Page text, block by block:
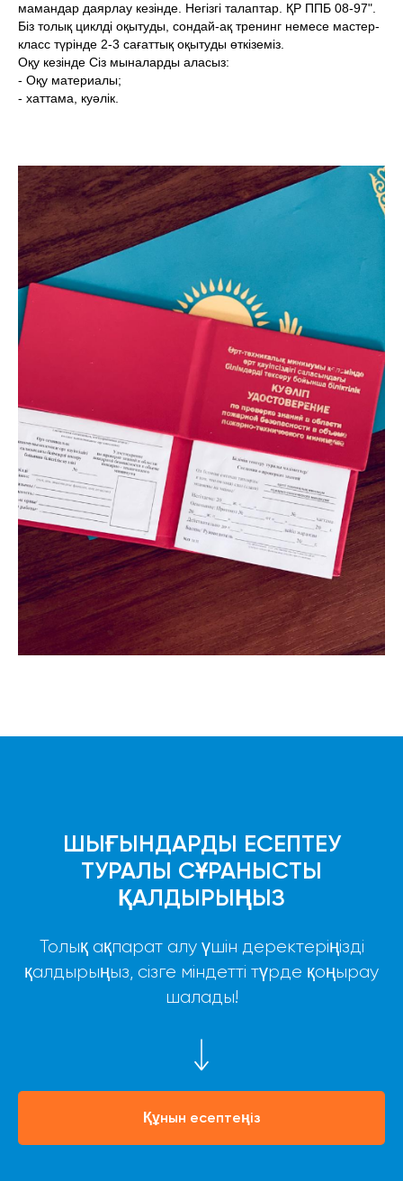
мамандар даярлау кезінде. Негізгі талаптар. ҚР ППБ 08-97".
Біз толық циклді оқытуды, сондай-ақ тренинг немесе мастер-
класс түрінде 2-3 сағаттық оқытуды өткіземіз.
Оқу кезінде Сіз мыналарды аласыз:
- Оқу материалы;
- хаттама, куәлік.
ШЫҒЫНДАРДЫ ЕСЕПТЕУ
ТУРАЛЫ СҰРАНЫСТЫ
ҚАЛДЫРЫҢЫЗ
Толық ақпарат алу үшін деректеріңізді
қалдырыңыз, сізге міндетті түрде қоңырау
шалады!
Құнын есептеңіз